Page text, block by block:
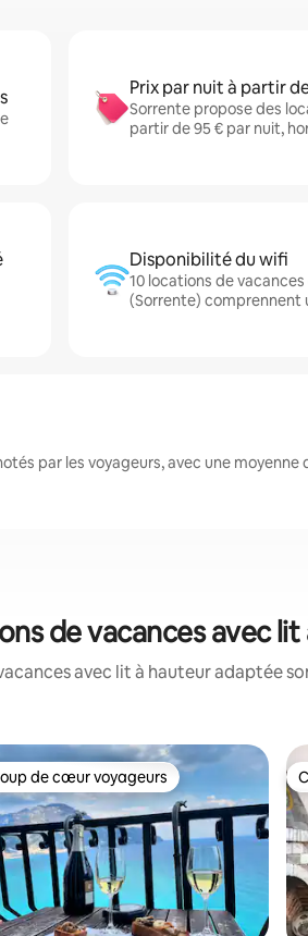
Prix par nuit à partir
Sorrente propose des
partir de 95 € par nuit,
Disponibilité du wifi
10 locations de
(Sorrente) comprennent
par les voyageurs, avec une moyenne
de vacances avec
avec lit à hauteur adaptée
de cœur voyageurs les plus appréciés
de cœur voyageurs